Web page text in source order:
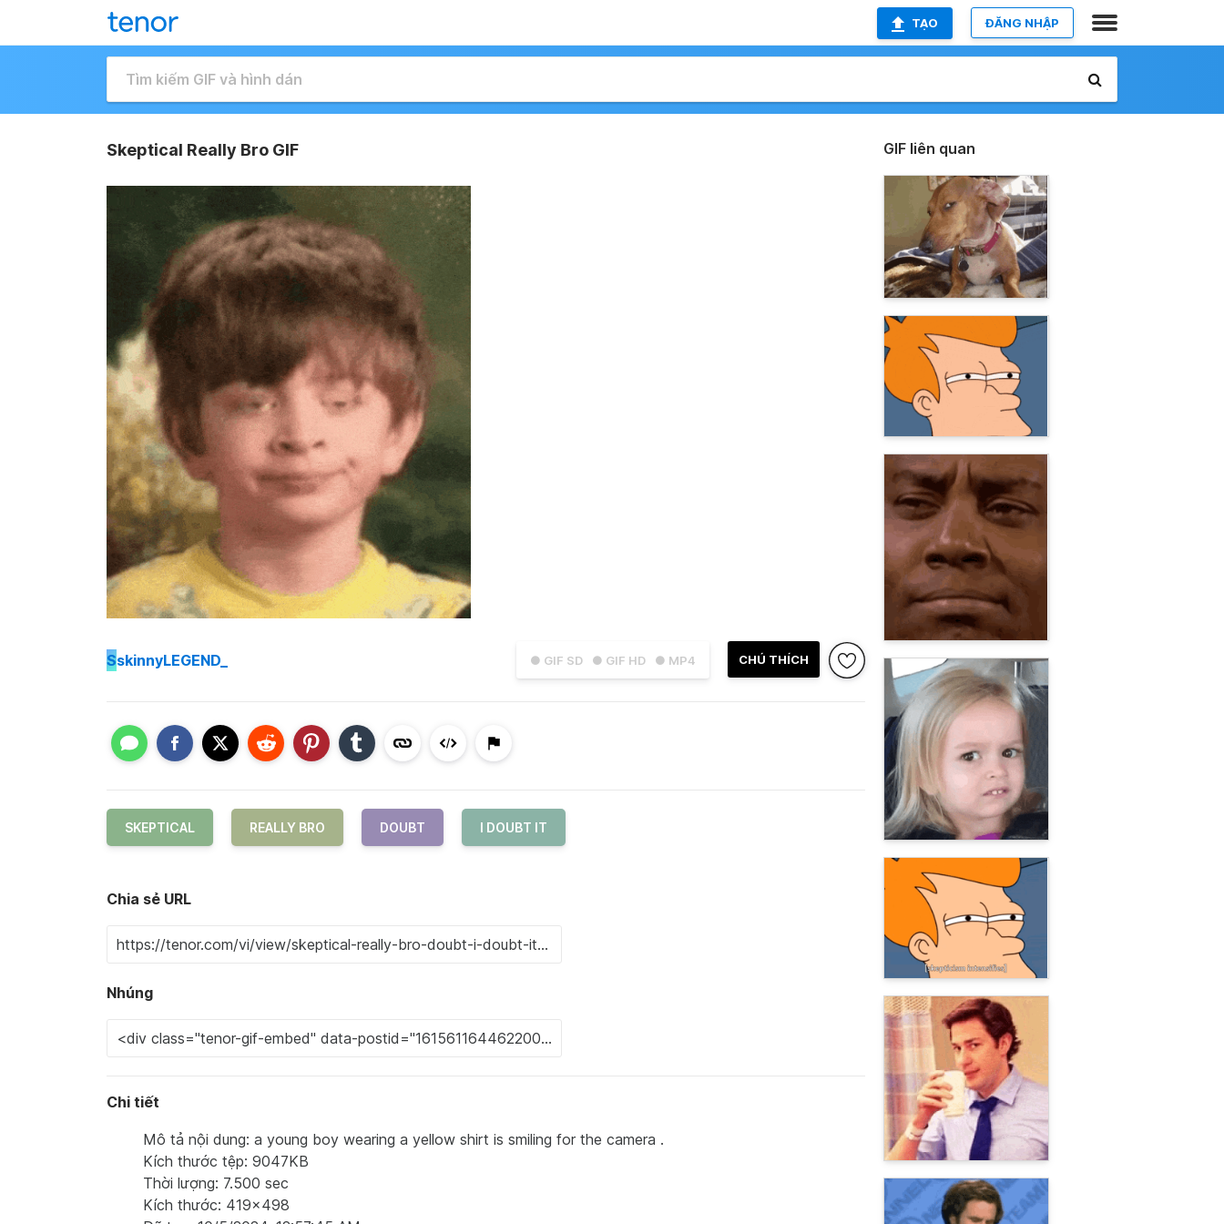
TẠO ĐĂNG NHẬP
Skeptical Really Bro GIF
● GIF SD ● GIF HD ● MP4 CHÚ THÍCH
SskinnyLEGEND_
SKEPTICAL REALLY BRO DOUBT I DOUBT IT
Chia sẻ URL
Nhúng
Chi tiết
Mô tả nội dung: a young boy wearing a yellow shirt is smiling for the camera .
Kích thước tệp: 9047KB
Thời lượng: 7.500 sec
Kích thước: 419x498
GIF liên quan